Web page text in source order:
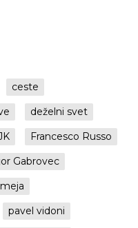
ceste
deželni svet
Francesco Russo
Gabrovec
meja
pavel vidoni